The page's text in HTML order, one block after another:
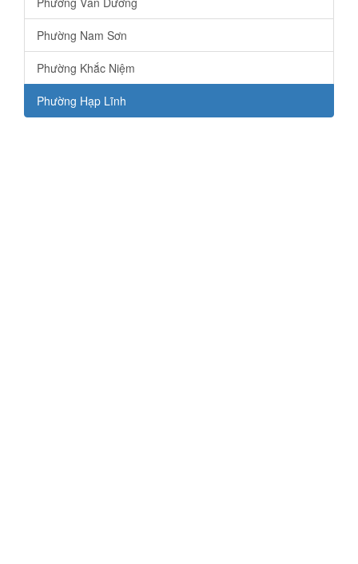
Phường Nam Sơn
Phường Khắc Niệm
Phường Hạp Lĩnh